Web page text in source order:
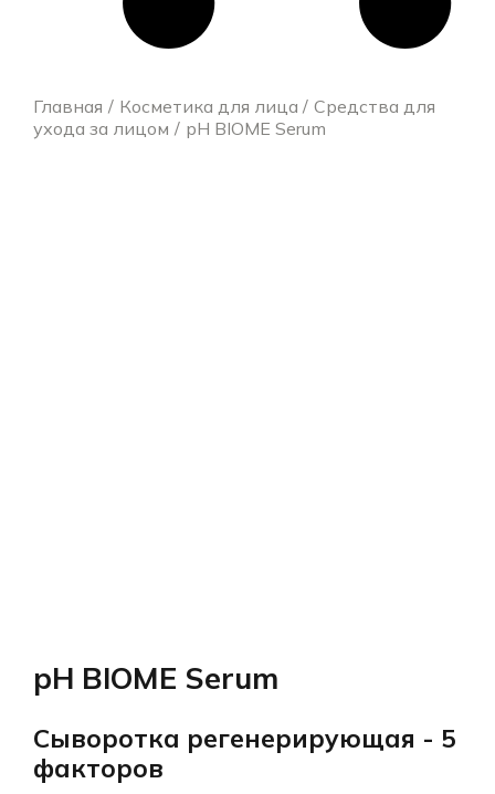
Главная Косметика для лица
Средства для
ухода за лицом
pH BIOME Serum
pH BIOME Serum
Сыворотка регенерирующая - 5
факторов